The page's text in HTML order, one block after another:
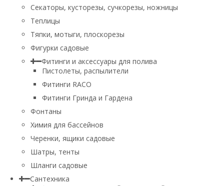
Секаторы, кусторезы, сучкорезы, ножницы
Теплицы
Тяпки, мотыги, плоскорезы
Фигурки садовые
Фитинги и аксессуары для полива
Пистолеты, распылители
Фитинги RACO
Фитинги Гринда и Гардена
Фонтаны
Химия для бассейнов
Черенки, ящики садовые
Шатры, тенты
Шланги садовые
Сантехника